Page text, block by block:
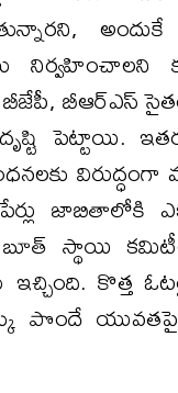
బీఆర్ఎస్ సైతం
పెట్టాయి.
విరుద్ధంగా
పేర్లు జాబితాలోకి
స్థాయి
ఇచ్చింది. కొత్త
పొందే యువతపై